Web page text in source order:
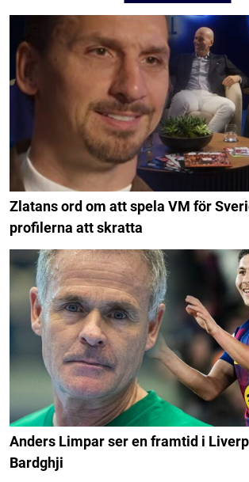
Zlatans ord om att spela VM för
profilerna att skratta
Anders Limpar ser en framtid i
Bardghji